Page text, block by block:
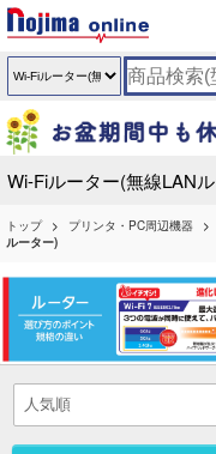
Wi-Fiルーター(無線LAN
トップ プリンタ・PC周辺機器
ルーター)